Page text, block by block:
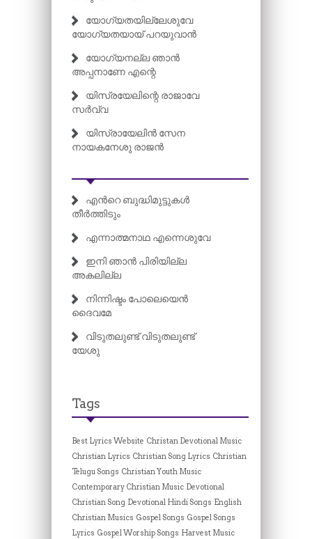
യോഗ്യതയില്ലേശുവേ
യോഗ്യതയായ് പറയുവാൻ
യോഗ്യനല്ല ഞാൻ
അപ്പനാണേ എന്റെ
യിസ്രയേലിന്റെ രാജാവേ
സർവ്വ
യിസ്രായേലിൻ സേന
നായകനേശു രാജൻ
എന്‍റെ ബുദ്ധിമുട്ടുകൾ
തീർത്തിടും
എന്നാത്മനാഥ എന്നെശുവേ
ഇനി ഞാൻ പിരിയില്ല
അകലില്ല
നിന്നിഷ്ടം പോലെയെൻ
ദൈവമേ
വിടുതലുണ്ട് വിടുതലുണ്ട്
യേശു
Tags
Best Lyrics Website Christan Devotional Music
Christian Lyrics Christian Song Lyrics Christian
Telugu Songs Christian Youth Music
Contemporary Christian Music Devotional
Christian Song Devotional Hindi Songs English
Christian Musics Gospel Songs Gospel Songs
Lyrics Gospel Worship Songs Harvest Music